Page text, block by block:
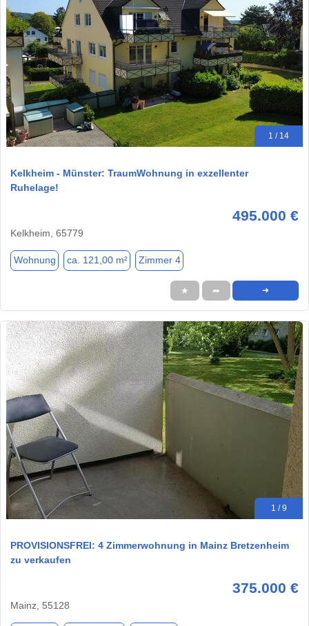
1 / 14
Kelkheim - Münster: TraumWohnung in exzellenter
Ruhelage!
495.000 €
Kelkheim, 65779
Wohnung ca. 121,00 m² Zimmer 4
★ ➦ ➜
1 / 9
PROVISIONSFREI: 4 Zimmerwohnung in Mainz Bretzenheim
zu verkaufen
375.000 €
Mainz, 55128